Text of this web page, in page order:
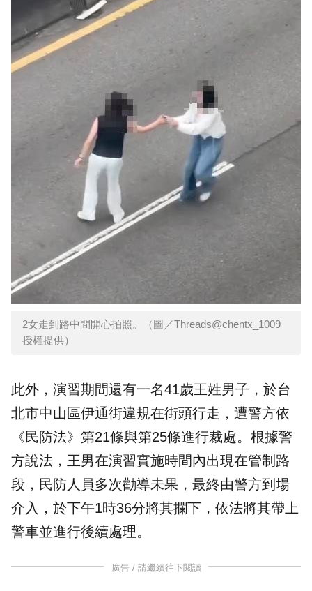
2女走到路中間開心拍照。（圖／Threads@chentx_1009
授權提供）
此外，演習期間還有一名41歲王姓男子，於台
北市中山區伊通街違規在街頭行走，遭警方依
《民防法》第21條與第25條進行裁處。根據警
方說法，王男在演習實施時間內出現在管制路
段，民防人員多次勸導未果，最終由警方到場
介入，於下午1時36分將其攔下，依法將其帶上
警車並進行後續處理。
廣告 / 請繼續往下閱讀